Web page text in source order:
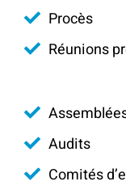
Procès
Réunions
Audits
Comités